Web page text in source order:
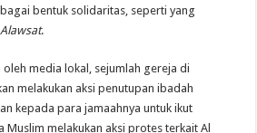
bentuk solidaritas, seperti yang
.
media lokal, sejumlah gereja di
melakukan aksi penutupan ibadah
kepada para jamaahnya untuk ikut
melakukan aksi protes terkait Al